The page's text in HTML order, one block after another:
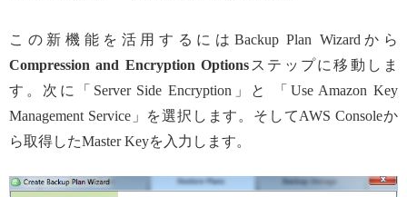
この新機能を活用するにはBackup Plan Wizardから
Compression and Encryption Optionsステップに移動しま
す。次に「Server Side Encryption」と 「Use Amazon Key
Management Service」を選択します。そしてAWS Consoleか
ら取得したMaster Keyを入力します。